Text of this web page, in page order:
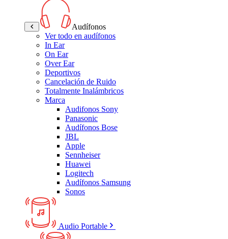
Audífonos
Ver todo en audífonos
In Ear
On Ear
Over Ear
Deportivos
Cancelación de Ruido
Totalmente Inalámbricos
Marca
Audifonos Sony
Panasonic
Audífonos Bose
JBL
Apple
Sennheiser
Huawei
Logitech
Audífonos Samsung
Sonos
Audio Portable